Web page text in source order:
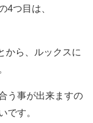
4つ目は、
から、ルックスに
う事が出来ますの
です。